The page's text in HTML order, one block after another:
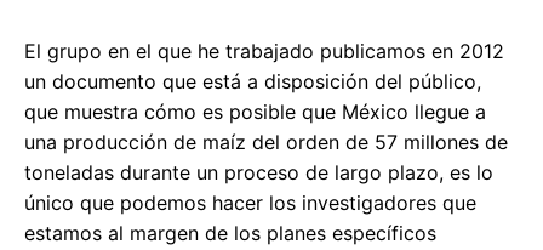
El grupo en el que he trabajado publicamos en 2012
un documento que está a disposición del público,
que muestra cómo es posible que México llegue a
una producción de maíz del orden de 57 millones de
toneladas durante un proceso de largo plazo, es lo
único que podemos hacer los investigadores que
estamos al margen de los planes específicos